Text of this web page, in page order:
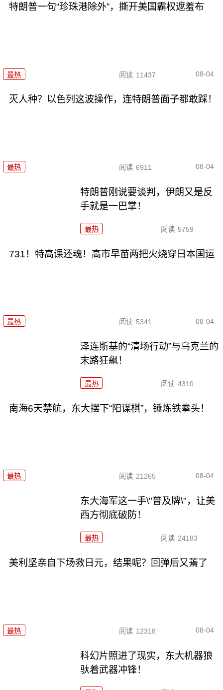
特朗普一句“珍珠港除外”，撕开美国霸权遮羞布
最热 阅读 11437 08-04
灭人种？以色列这波操作，连特朗普面子都敢踩！
最热 阅读 6911 08-04
特朗普刚说要谈判，伊朗又是反
手就是一巴掌！
最热 阅读 5759
731！特高课还魂！高市早苗两把火烧穿日本国运
最热 阅读 5341 08-04
泽连斯基的“清场行动”与乌克兰的
末路狂飙！
最热 阅读 4310
南海6天禁航，东大摆下“阳谋棋”，锤炼铁拳头！
最热 阅读 21265 08-04
东大海军这一手\"普及牌\"，让美
西方彻底破防！
最热 阅读 24183
美利坚亲自下场救日元，结果呢？回弹后又蔫了
最热 阅读 12318 08-04
科幻片照进了现实，东大机器狼
驮着武器冲锋！